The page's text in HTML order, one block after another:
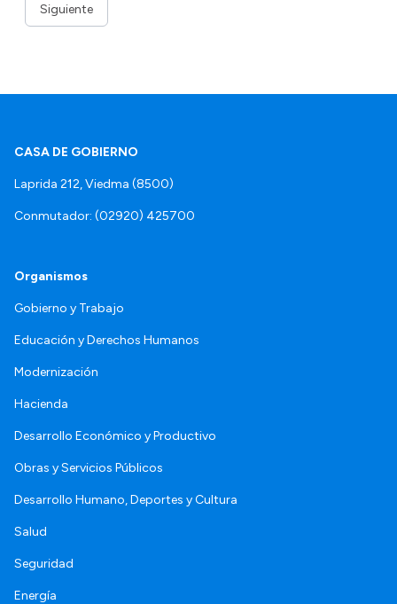
Siguiente
CASA DE GOBIERNO
Laprida 212, Viedma (8500)
Conmutador: (02920) 425700
Organismos
Gobierno y Trabajo
Educación y Derechos Humanos
Modernización
Hacienda
Desarrollo Económico y Productivo
Obras y Servicios Públicos
Desarrollo Humano, Deportes y Cultura
Salud
Seguridad
Energía